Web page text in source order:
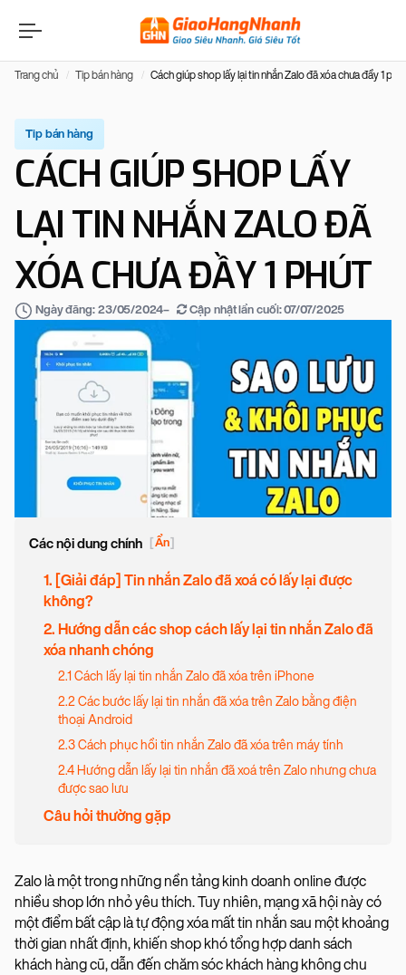
Trang chủ Tip bán hàng Cách giúp shop lấy lại tin nhắn Zalo đã xóa chưa đầy 1 phút
Tip bán hàng
CÁCH GIÚP SHOP LẤY
LẠI TIN NHẮN ZALO ĐÃ
XÓA CHƯA ĐẦY 1 PHÚT
Ngày đăng: 23/05/2024– Cập nhật lần cuối:07/07/2025
Các nội dung chính [Ẩn]
1. [Giải đáp] Tin nhắn Zalo đã xoá có lấy lại được
không?
2. Hướng dẫn các shop cách lấy lại tin nhắn Zalo đã
xóa nhanh chóng
2.1 Cách lấy lại tin nhắn Zalo đã xóa trên iPhone
2.2 Các bước lấy lại tin nhắn đã xóa trên Zalo bằng điện
thoại Android
2.3 Cách phục hồi tin nhắn Zalo đã xóa trên máy tính
2.4 Hướng dẫn lấy lại tin nhắn đã xoá trên Zalo nhưng chưa
được sao lưu
Câu hỏi thường gặp
Zalo là một trong những nền tảng kinh doanh online được
nhiều shop lớn nhỏ yêu thích. Tuy nhiên, mạng xã hội này có
một điểm bất cập là tự động xóa mất tin nhắn sau một khoảng
thời gian nhất định, khiến shop khó tổng hợp danh sách
khách hàng cũ, dẫn đến chăm sóc khách hàng không chu